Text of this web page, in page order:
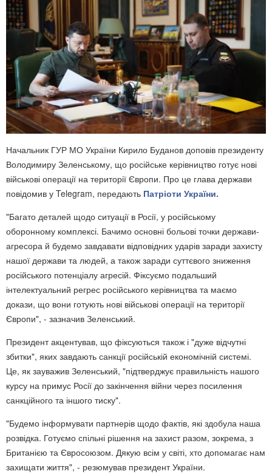
Начальник ГУР МО України Кирило Буданов доповів президенту
Володимиру Зеленському, що російське керівництво готує нові
військові операції на території Європи. Про це глава держави
повідомив у Telegram, передають Патріоти України.
"Багато деталей щодо ситуації в Росії, у російському
оборонному комплексі. Бачимо основні больові точки держави-
агресора й будемо завдавати відповідних ударів заради захисту
нашої держави та людей, а також заради суттєвого зниження
російського потенціалу агресій. Фіксуємо подальший
інтелектуальний регрес російського керівництва та маємо
докази, що вони готують нові військові операції на території
Європи", - зазначив Зеленський.
Президент акцентував, що фіксуються також і "дуже відчутні
збитки", яких завдають санкції російській економічній системі.
Це, як зауважив Зеленський, "підтверджує правильність нашого
курсу на примус Росії до закінчення війни через посилення
санкційного та іншого тиску".
"Будемо інформувати партнерів щодо фактів, які здобула наша
розвідка. Готуємо спільні рішення на захист разом, зокрема, з
Британією та Євросоюзом. Дякую всім у світі, хто допомагає нам
захищати життя", - резюмував президент України.